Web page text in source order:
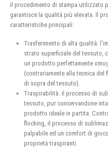
Il procedimento di stampa utilizzato
garantisce la qualità più elevata. Il
caratteristiche principali:
Trasferimento di alta qualità:
strato superficiale del tessuto,
un prodotto perfettamente
(contrariamente alla tecnica del
di sopra del tessuto).
Traspirabilità: il processo di
tessuto, pur conservandone
prodotto ideale in partita.
flocking, il processo di
palpabile ed un comfort di
proprietà traspiranti.